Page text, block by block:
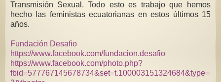
Transmisión Sexual. Todo esto es trabajo que hemos
hecho las feministas ecuatorianas en estos últimos 15
años.
Fundación Desafio
https://www.facebook.com/fundacion.desafio
https://www.facebook.com/photo.php?
fbid=577767145678734&set=t.100003151324684&type=